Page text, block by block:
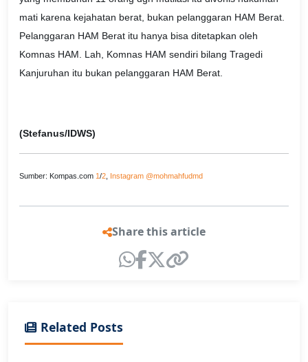
mati karena kejahatan berat, bukan pelanggaran HAM Berat.
Pelanggaran HAM Berat itu hanya bisa ditetapkan oleh
Komnas HAM. Lah, Komnas HAM sendiri bilang Tragedi
Kanjuruhan itu bukan pelanggaran HAM Berat.
(Stefanus/IDWS)
Sumber: Kompas.com 1/2 Instagram @mohmahfudmd
Share this article
Related Posts